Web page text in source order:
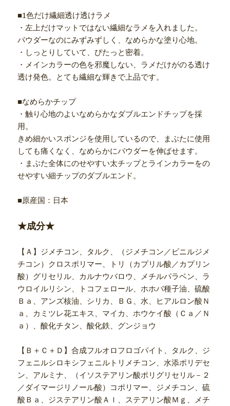
■1色だけ繊細透け透けラメ
・左上だけマットではない繊細なラメを入れました。
パウダーなのにみずみずしく、なめらかな塗り心地。
・しっとりしていて、ぴたっと密着。
・メインカラーの色を邪魔しない、ラメだけがのる透け
透け発色。とても繊細な輝きで上品です。
■なめらかチップ
・触り心地のよいなめらかなダブルエンドチップを採
用。
きめ細かいスポンジを使用しているので、まぶたに使用
しても痛くなく、なめらかにパウダーを伸ばせます。
・まぶた全体にのせやすい太チップとラインカラーをの
せやすい細チップのダブルエンド。
■原産国：日本
★成分★
【Ａ】ジメチコン、タルク、（ジメチコン／ビニルジメ
チコン）クロスポリマー、トリ（カプリル酸／カプリン
酸）グリセリル、カルナウバロウ、メチルパラベン、ラ
ウロイルリシン、トコフェロール、ホホバ種子油、硫酸
Ｂａ、アンズ核油、シリカ、ＢＧ、水、ヒアルロン酸Ｎ
ａ、カミツレ花エキス、マイカ、ホウケイ酸（Ｃａ／Ｎ
ａ）、酸化チタン、酸化鉄、グンジョウ
【Ｂ＋Ｃ＋Ｄ】合成フルオロフロゴパイト、タルク、ジ
フェニルシロキシフェニルトリメチコン、水添ポリデセ
ン、アルミナ、（イソステアリン酸ポリグリセリル－２
／ダイマージリノール酸）コポリマー、ジメチコン、硫
酸Ｂａ、ジステアリン酸Ａｌ、ステアリン酸Ｍｇ、メチ